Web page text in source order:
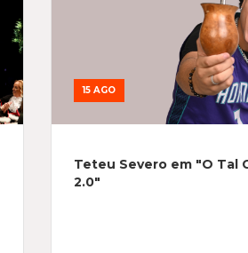
15 AGO
Teteu Severo em "O Tal
2.0"